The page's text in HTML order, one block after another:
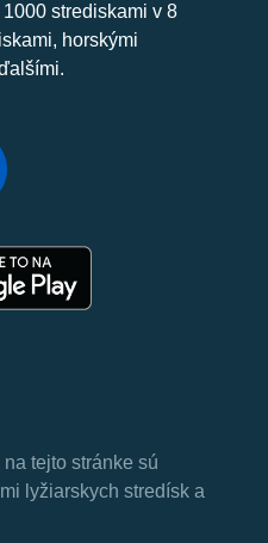
strediskami v 8
horskými
tejto stránke sú
lyžiarskych stredísk a